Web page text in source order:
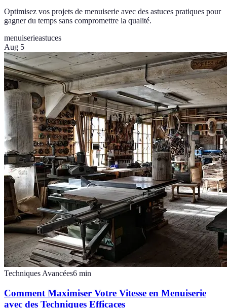
Optimisez vos projets de menuiserie avec des astuces pratiques pour
gagner du temps sans compromettre la qualité.
menuiserieastuces
Aug 5
Techniques Avancées6 min
Comment Maximiser Votre Vitesse en Menuiserie
avec des Techniques Efficaces